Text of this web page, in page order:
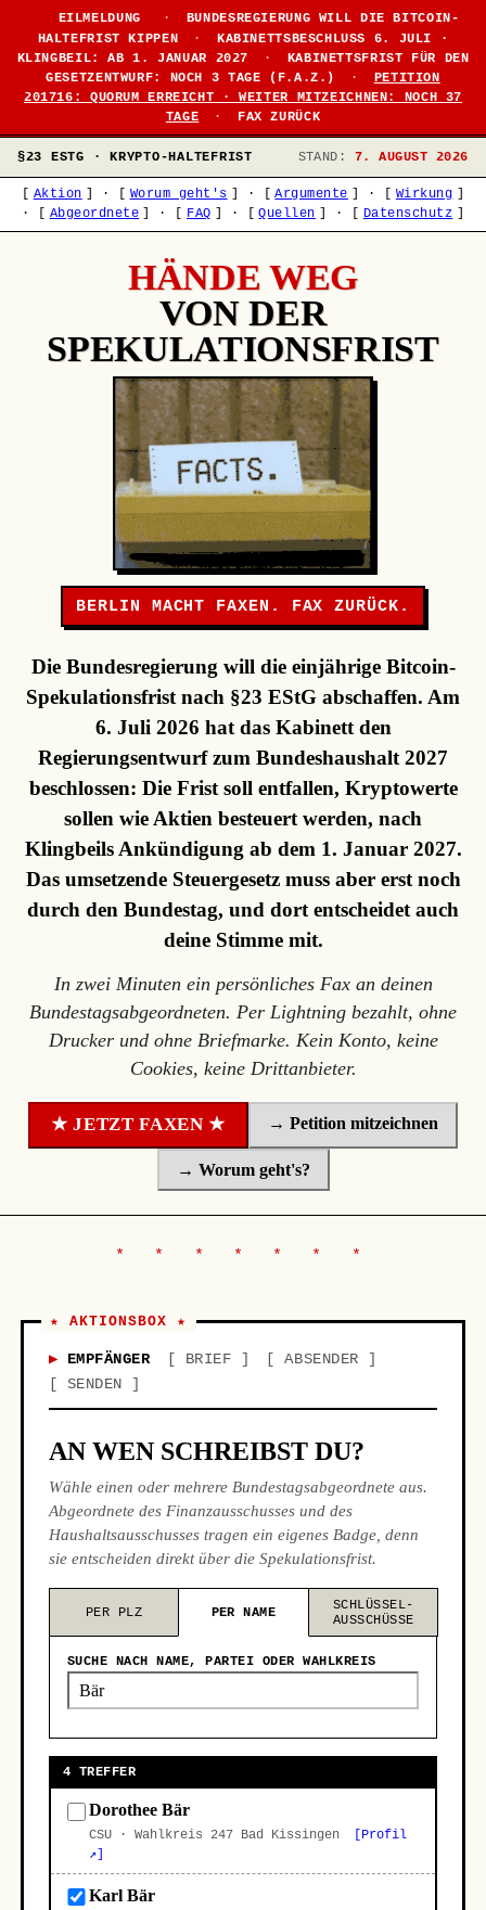
EILMELDUNG ·
BUNDESREGIERUNG WILL DIE BITCOIN-
HALTEFRIST KIPPEN
·
KABINETTSBESCHLUSS 6. JULI ·
KLINGBEIL: AB 1. JANUAR 2027
·
KABINETTSFRIST FÜR DEN
GESETZENTWURF: NOCH 3 TAGE (F.A.Z.)
·
PETITION
201716: QUORUM ERREICHT · WEITER MITZEICHNEN: NOCH 37
TAGE
· FAX ZURÜCK
§23 ESTG · KRYPTO-HALTEFRIST STAND: 7. AUGUST 2026
Aktion · Worum geht's · Argumente · Wirkung
·
Abgeordnete · FAQ · Quellen · Datenschutz
HÄNDE WEG
VON DER
SPEKULATIONSFRIST
BERLIN MACHT FAXEN. FAX ZURÜCK.
Die Bundesregierung will die einjährige Bitcoin-
Spekulationsfrist nach §23 EStG abschaffen. Am
6. Juli 2026 hat das Kabinett den
Regierungsentwurf zum Bundeshaushalt 2027
beschlossen: Die Frist soll entfallen, Kryptowerte
sollen wie Aktien besteuert werden, nach
Klingbeils Ankündigung ab dem 1. Januar 2027.
Das umsetzende Steuergesetz muss aber erst noch
durch den Bundestag, und dort entscheidet auch
deine Stimme mit.
In zwei Minuten ein persönliches Fax an deinen
Bundestagsabgeordneten. Per Lightning bezahlt, ohne
Drucker und ohne Briefmarke. Kein Konto, keine
Cookies, keine Drittanbieter.
★ JETZT FAXEN ★ → Petition mitzeichnen
→ Worum geht's?
★ AKTIONSBOX ★
EMPFÄNGER BRIEF
ABSENDER
SENDEN
AN WEN SCHREIBST DU?
Wähle einen oder mehrere Bundestagsabgeordnete aus.
Abgeordnete des Finanzausschusses und des
Haushaltsausschusses tragen ein eigenes Badge, denn
sie entscheiden direkt über die Spekulationsfrist.
PER PLZ PER NAME
SCHLÜSSEL-
AUSSCHÜSSE
SUCHE NACH NAME, PARTEI ODER WAHLKREIS
4 TREFFER
Dorothee Bär
CSU · Wahlkreis 247 Bad Kissingen
[Profil
↗]
Karl Bär